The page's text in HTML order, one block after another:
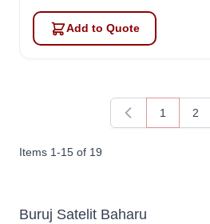
Add to Quote
Items 1-15 of 19
You're
1 2
Buruj Satelit Baharu